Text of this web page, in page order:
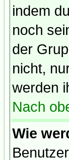
indem
noch
der
nicht,
werden
Nach
Wie